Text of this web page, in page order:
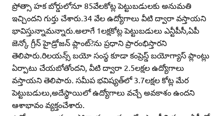
ప్రోత్సా హక బోర్డులోనూ 85వేలకోట్ల పెట్టుబడులకు అనుమతి
ఇచ్చిందని గుర్తు చేశారు.34 వేల ఉద్యోగాలు వీటి ద్వారా వస్తాయని
భావిస్తున్నామన్నారు.అలాగే 1లక్షకోట్ల పెట్టుబడులు ఎన్టీపీసీ,ఏపీ
జెన్కో గ్రీన్‌ హైడ్రోజన్‌ ప్లాంట్‌?ను ప్రధాని ప్రారంభిస్తారని
తెలిపారు.రిలయన్స్‌ బయో సంస్థ కూడా కంప్రెస్డ్‌ బయోగ్యాస్‌ ప్లాంట్లు
ఏర్పాటు చేయబోతోందని, వీటి ద్వారా 2.5లక్షల ఉద్యోగాలు
వస్తాయని తెలిపారు. సమీప భవిష్యత్‌లో 3.7లక్షల కోట్ల మేర
పెట్టుబడులు,అదేస్థాయిలో ఉద్యోగాలు వచ్చే అవకాశం ఉందని
ఆశాభావం వ్యక్తంచేశారు.